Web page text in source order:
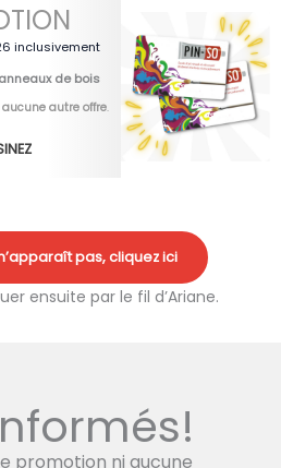
inclusivement
de bois
autre offre.
pas, cliquez ici
ensuite par le fil d’Ariane.
promotion ni aucune